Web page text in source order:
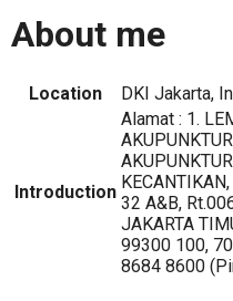
About me
Location DKI Jakarta,
Introduction
Alamat : 1.
32 A&B,
JAKARTA
99300 100,
8684 8600